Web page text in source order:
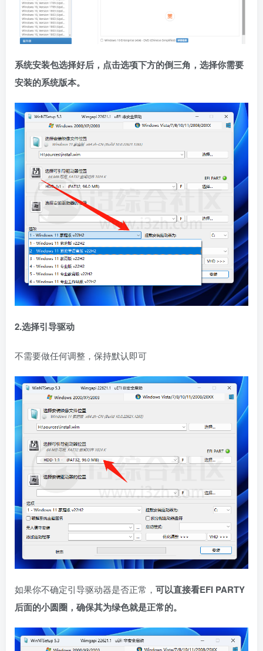
系统安装包选择好后，点击选项下方的倒三角，选择你需要
安装的系统版本。
2.选择引导驱动
不需要做任何调整，保持默认即可
如果你不确定引导驱动器是否正常， 可以直接看EFI PARTY
后面的小圆圈，确保其为绿色就是正常的。